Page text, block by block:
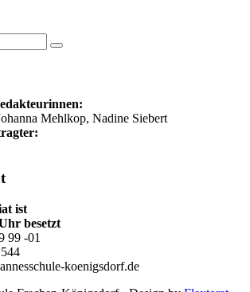
Mehlkop, Nadine Siebert
ist
besetzt
99 -01
koenigsdorf.de